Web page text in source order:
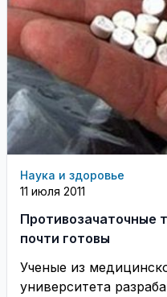
Наука и здоровье
11 июля 2011
Противозачаточные
почти готовы
Ученые из
университета